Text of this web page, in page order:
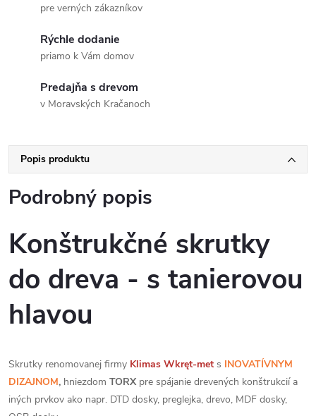
pre verných zákazníkov
Rýchle dodanie
priamo k Vám domov
Predajňa s drevom
v Moravských Kračanoch
Popis produktu
Podrobný popis
Konštrukčné skrutky
do dreva - s tanierovou
hlavou
Skrutky renomovanej firmy Klimas Wkręt-met s INOVATÍVNYM
DIZAJNOM, hniezdom TORX pre spájanie drevených konštrukcií a
iných prvkov ako napr. DTD dosky, preglejka, drevo, MDF dosky,